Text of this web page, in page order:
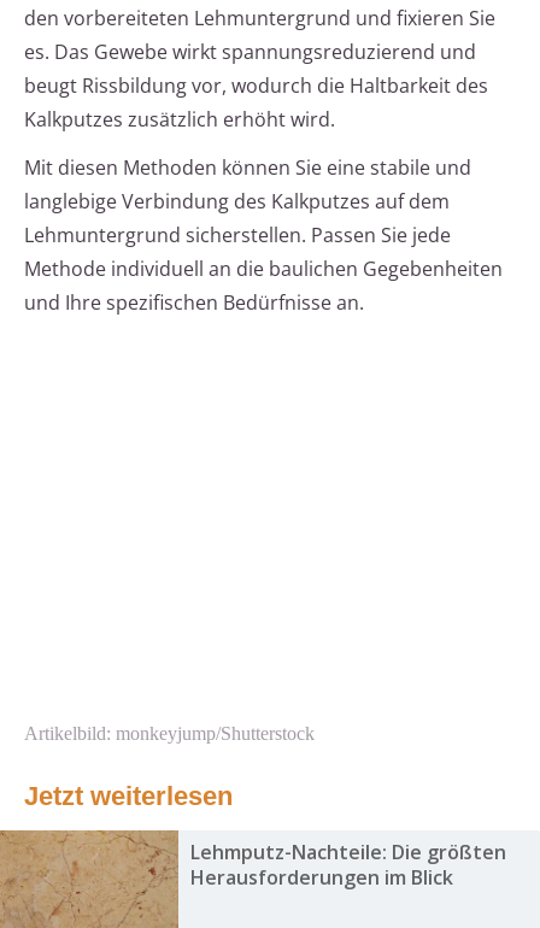
den vorbereiteten Lehmuntergrund und fixieren Sie
es. Das Gewebe wirkt spannungsreduzierend und
beugt Rissbildung vor, wodurch die Haltbarkeit des
Kalkputzes zusätzlich erhöht wird.
Mit diesen Methoden können Sie eine stabile und
langlebige Verbindung des Kalkputzes auf dem
Lehmuntergrund sicherstellen. Passen Sie jede
Methode individuell an die baulichen Gegebenheiten
und Ihre spezifischen Bedürfnisse an.
Artikelbild: monkeyjump/Shutterstock
Jetzt weiterlesen
Lehmputz-Nachteile: Die größten
Herausforderungen im Blick